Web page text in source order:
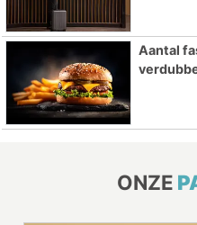
Aantal
ONZE